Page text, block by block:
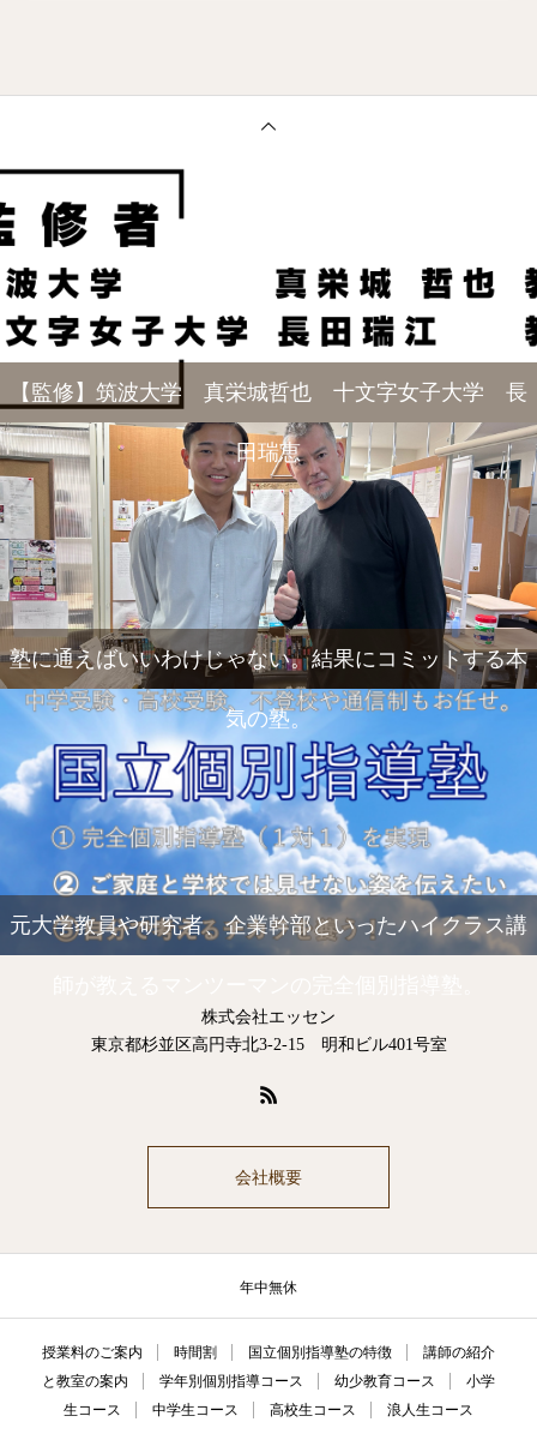
【監修】筑波大学 真栄城哲也 十文字女子大学 長
田瑞恵
塾に通えばいいわけじゃない。結果にコミットする本
気の塾。
元大学教員や研究者、企業幹部といったハイクラス講
株式会社エッセン
東京都杉並区高円寺北3-2-15 明和ビル401号室
会社概要
年中無休
授業料のご案内 時間割 国立個別指導塾の特徴
講師の紹介
と教室の案内
学年別個別指導コース 幼少教育コース
小学
生コース
中学生コース 高校生コース 浪人生コース